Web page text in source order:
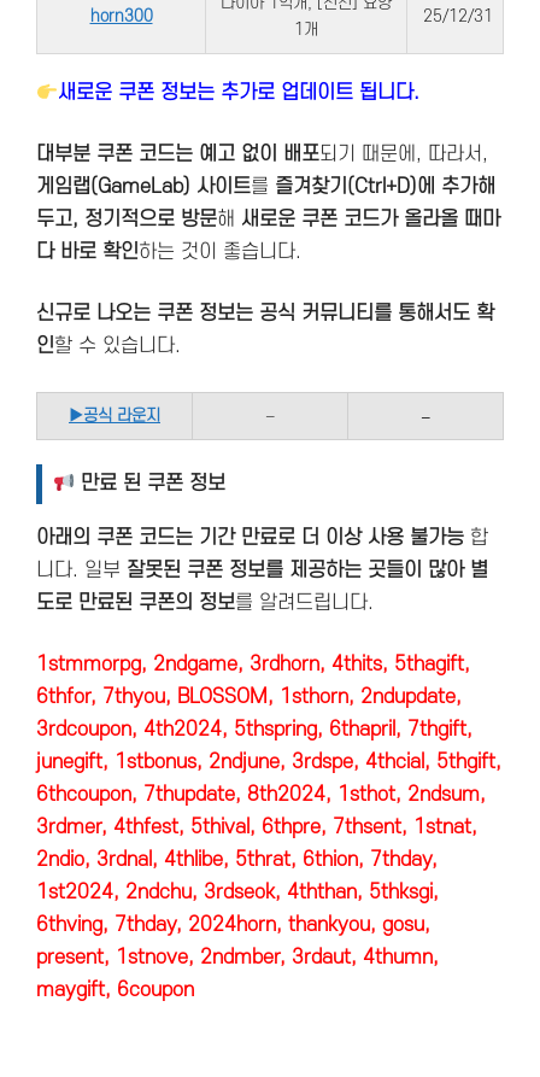
horn300
1개
25/12/31
새로운 쿠폰 정보는 추가로 업데이트 됩니다.
대부분 쿠폰 코드는 예고 없이 배포되기 때문에, 따라서,
게임랩(GameLab) 사이트를 즐겨찾기(Ctrl+D)에 추가해
두고, 정기적으로 방문해 새로운 쿠폰 코드가 올라올 때마
다 바로 확인하는 것이 좋습니다.
신규로 나오는 쿠폰 정보는 공식 커뮤니티를 통해서도 확
인할 수 있습니다.
▶공식 라운지 – –
만료 된 쿠폰 정보
아래의 쿠폰 코드는 기간 만료로 더 이상 사용 불가능 합
니다. 일부 잘못된 쿠폰 정보를 제공하는 곳들이 많아 별
도로 만료된 쿠폰의 정보를 알려드립니다.
1stmmorpg, 2ndgame, 3rdhorn, 4thits, 5thagift,
6thfor, 7thyou, BLOSSOM, 1sthorn, 2ndupdate,
3rdcoupon, 4th2024, 5thspring, 6thapril, 7thgift,
junegift, 1stbonus, 2ndjune, 3rdspe, 4thcial, 5thgift,
6thcoupon, 7thupdate, 8th2024, 1sthot, 2ndsum,
3rdmer, 4thfest, 5thival, 6thpre, 7thsent, 1stnat,
2ndio, 3rdnal, 4thlibe, 5thrat, 6thion, 7thday,
1st2024, 2ndchu, 3rdseok, 4ththan, 5thksgi,
6thving, 7thday, 2024horn, thankyou, gosu,
present, 1stnove, 2ndmber, 3rdaut, 4thumn,
maygift, 6coupon